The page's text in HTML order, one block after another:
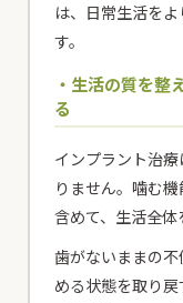
は、日常生活を
す。
・生活の質を整
る
インプラント治
りません。噛む
含めて、生活全体
歯がないままの
める状態を取り